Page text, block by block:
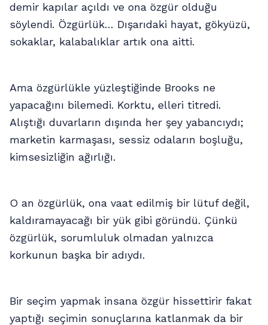
demir kapılar açıldı ve ona özgür olduğu
söylendi. Özgürlük… Dışarıdaki hayat, gökyüzü,
sokaklar, kalabalıklar artık ona aitti.
Ama özgürlükle yüzleştiğinde Brooks ne
yapacağını bilemedi. Korktu, elleri titredi.
Alıştığı duvarların dışında her şey yabancıydı;
marketin karmaşası, sessiz odaların boşluğu,
kimsesizliğin ağırlığı.
O an özgürlük, ona vaat edilmiş bir lütuf değil,
kaldıramayacağı bir yük gibi göründü. Çünkü
özgürlük, sorumluluk olmadan yalnızca
korkunun başka bir adıydı.
Bir seçim yapmak insana özgür hissettirir fakat
yaptığı seçimin sonuçlarına katlanmak da bir